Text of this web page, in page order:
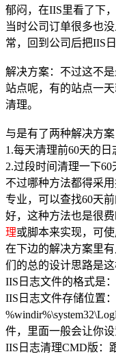
郁闷，在IIS里看了下
当时公司订单很多也
常，回到公司后把IIS
解决方案：不过这不
站点呢，有的站点一
清理。
与是有了两种解决方案
1.每天清理前60天的日
2.过段时间清理一下60
不过哪种方法都得采
专业，可以查找60天
好，这种方法也是很
理或脚本来实现，可
在下边的解决方案里
们的总的设计思路是这
IIS日志文件的格式是
IIS日志文件存储位置
件，里面一般会让你
IIS日志清理CMD版：